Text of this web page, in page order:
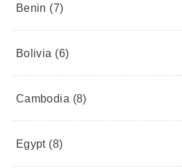
Benin (7)
Bolivia (6)
Cambodia (8)
Egypt (8)